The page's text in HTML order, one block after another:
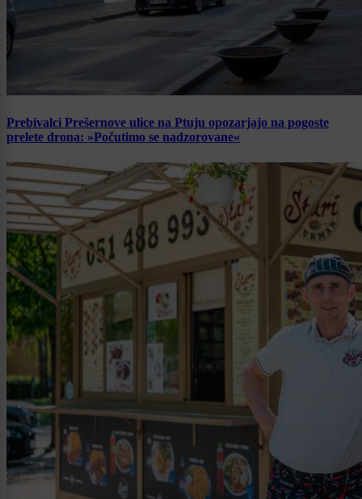
Prebivalci Prešernove ulice na Ptuju opozarjajo na pogoste
prelete drona: »Počutimo se nadzorovane«